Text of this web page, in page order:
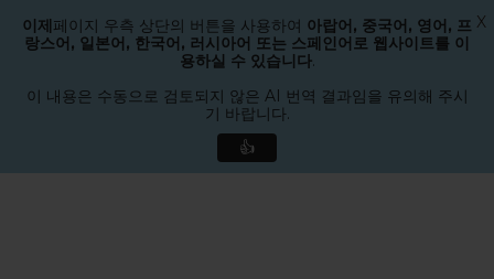
검색
메뉴
뉴
이제페이지 우측 상단의 버튼을 사용하여 아랍어, 중국어, 영어, 프
랑스어, 일본어, 한국어, 러시아어 또는 스페인어로 웹사이트를 이
용하실 수 있습니다.
이 내용은 수동으로 검토되지 않은 AI 번역 결과임을 유의해 주시
기 바랍니다.
👍
X